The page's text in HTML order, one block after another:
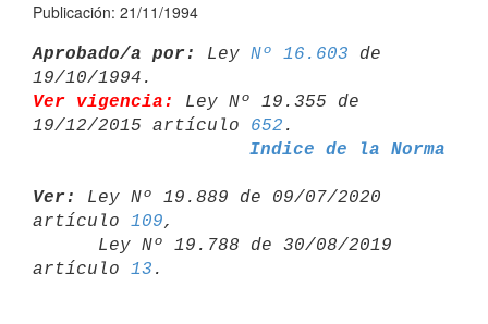
Publicación: 21/11/1994
Aprobado/a por: Ley Nº 16.603 de
Ver vigencia:
Ley Nº 19.355 de
19/12/2015 artículo 652
Indice de la Norma
Ver:
Ley Nº 19.889 de 09/07/2020
artículo 109,
artículo 13